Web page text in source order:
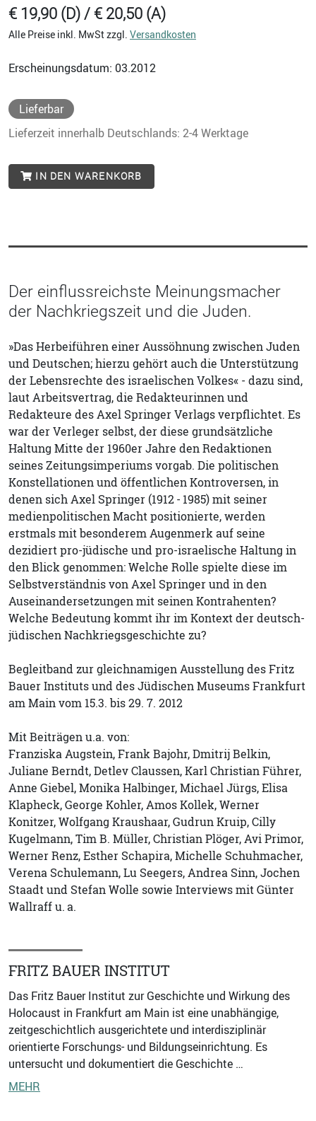
€ 19,90 (D) / € 20,50 (A)
Alle Preise inkl. MwSt zzgl. Versandkosten
Erscheinungsdatum: 03.2012
Lieferbar
Lieferzeit innerhalb Deutschlands: 2-4 Werktage
IN DEN WARENKORB
Der einflussreichste Meinungsmacher
der Nachkriegszeit und die Juden.
»Das Herbeiführen einer Aussöhnung zwischen Juden
und Deutschen; hierzu gehört auch die Unterstützung
der Lebensrechte des israelischen Volkes« - dazu sind,
laut Arbeitsvertrag, die Redakteurinnen und
Redakteure des Axel Springer Verlags verpflichtet. Es
war der Verleger selbst, der diese grundsätzliche
Haltung Mitte der 1960er Jahre den Redaktionen
seines Zeitungsimperiums vorgab. Die politischen
Konstellationen und öffentlichen Kontroversen, in
denen sich Axel Springer (1912 - 1985) mit seiner
medienpolitischen Macht positionierte, werden
erstmals mit besonderem Augenmerk auf seine
dezidiert pro-jüdische und pro-israelische Haltung in
den Blick genommen: Welche Rolle spielte diese im
Selbstverständnis von Axel Springer und in den
Auseinandersetzungen mit seinen Kontrahenten?
Welche Bedeutung kommt ihr im Kontext der deutsch-
jüdischen Nachkriegsgeschichte zu?
Begleitband zur gleichnamigen Ausstellung des Fritz
Bauer Instituts und des Jüdischen Museums Frankfurt
am Main vom 15.3. bis 29. 7. 2012
Mit Beiträgen u.a. von:
Franziska Augstein, Frank Bajohr, Dmitrij Belkin,
Juliane Berndt, Detlev Claussen, Karl Christian Führer,
Anne Giebel, Monika Halbinger, Michael Jürgs, Elisa
Klapheck, George Kohler, Amos Kollek, Werner
Konitzer, Wolfgang Kraushaar, Gudrun Kruip, Cilly
Kugelmann, Tim B. Müller, Christian Plöger, Avi Primor,
Werner Renz, Esther Schapira, Michelle Schuhmacher,
Verena Schulemann, Lu Seegers, Andrea Sinn, Jochen
Staadt und Stefan Wolle sowie Interviews mit Günter
Wallraff u. a.
FRITZ BAUER INSTITUT
Das Fritz Bauer Institut zur Geschichte und Wirkung des
Holocaust in Frankfurt am Main ist eine unabhängige,
zeitgeschichtlich ausgerichtete und interdisziplinär
orientierte Forschungs- und Bildungseinrichtung. Es
untersucht und dokumentiert die Geschichte …
MEHR